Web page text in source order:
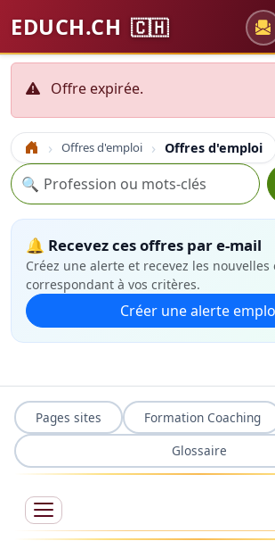
EDUCH.CH 🇨🇭
Offre expirée.
Accueil Offres d'emploi Offres d'emploi
Recherche
🔍
🔔 Recevez ces offres par e-mail
Créez une alerte et recevez les nouvelles
correspondant à vos critères.
Créer une alerte
Pages sites Formation Coaching
Glossaire